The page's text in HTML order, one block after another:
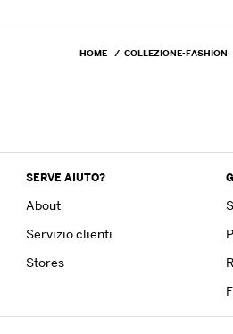
HOME COLLEZIONE-FASHION
SERVE AIUTO?
About
Servizio clienti
Stores